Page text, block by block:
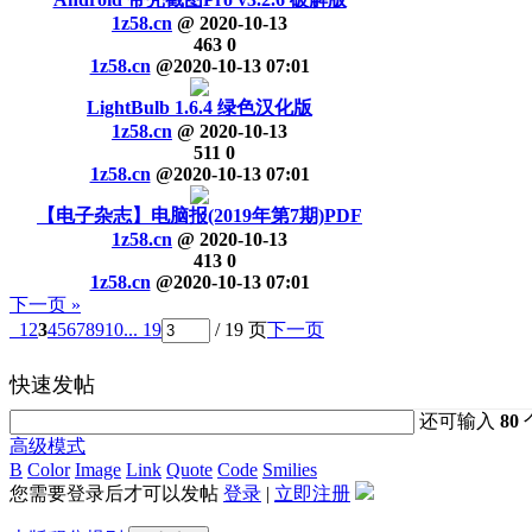
1z58.cn @ 2020-10-13
463 0
1z58.cn @2020-10-13 07:01
LightBulb 1.6.4 绿色汉化版
1z58.cn @ 2020-10-13
511 0
1z58.cn @2020-10-13 07:01
【电子杂志】电脑报(2019年第7期)PDF
1z58.cn @ 2020-10-13
413 0
1z58.cn @2020-10-13 07:01
下一页 »
1 2345678910... 19 / 19 页下一页
快速发帖
还可输入80
高级模式
B Color Image Link Quote Code Smilies
您需要登录后才可以发帖 登录 | 立即注册